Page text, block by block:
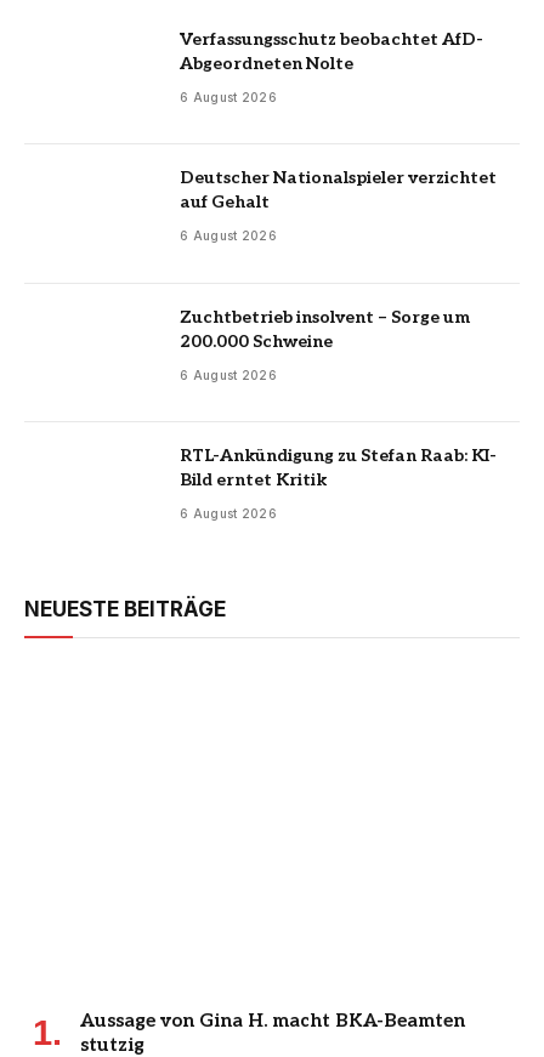
Verfassungsschutz beobachtet AfD-
Abgeordneten Nolte
6 August 2026
Deutscher Nationalspieler verzichtet
auf Gehalt
6 August 2026
Zuchtbetrieb insolvent – Sorge um
200.000 Schweine
6 August 2026
RTL-Ankündigung zu Stefan Raab: KI-
Bild erntet Kritik
6 August 2026
NEUESTE BEITRÄGE
Aussage von Gina H. macht BKA-Beamten
stutzig